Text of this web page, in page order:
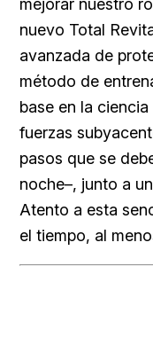
mejorar nuestro
nuevo Total
avanzada de
método de
base en la
fuerzas
pasos que se
noche–, junto a
Atento a esta
el tiempo, al